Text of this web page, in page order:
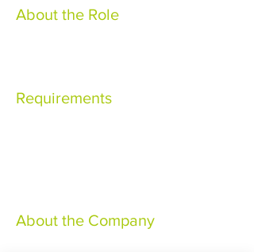
About the Role
Requirements
About the Company